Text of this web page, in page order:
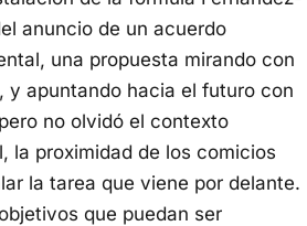
anuncio de un acuerdo
una propuesta mirando con
y apuntando hacia el futuro con
no olvidó el contexto
la proximidad de los comicios
la tarea que viene por delante.
que puedan ser